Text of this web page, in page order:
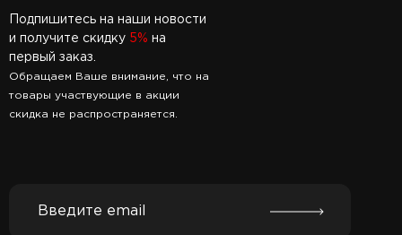
Подпишитесь на наши новости
и получите скидку 5% на
первый заказ.
Обращаем Ваше внимание, что на
товары участвующие в акции
скидка не распространяется.